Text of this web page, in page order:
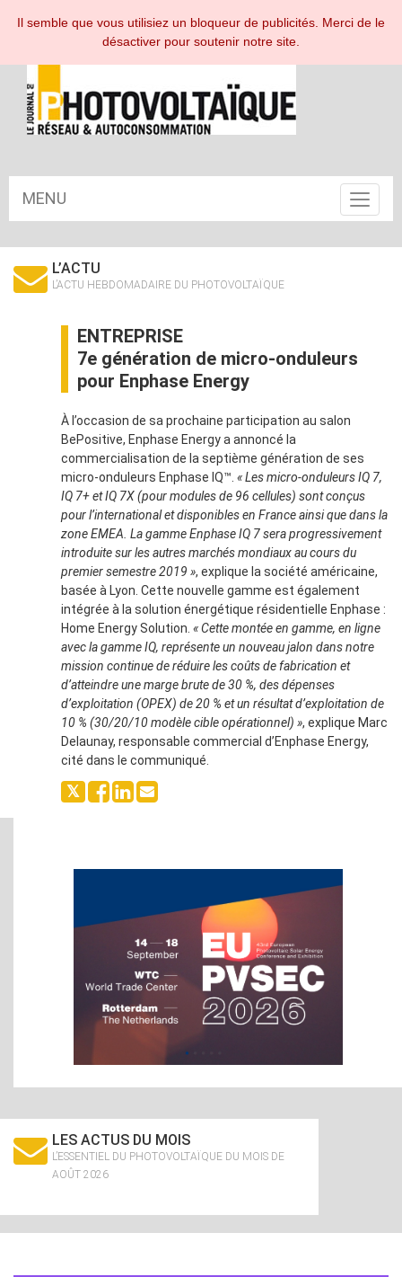
ESPACE ABONNÉ
MENU
Toggle
L’ACTU
L’ACTU HEBDOMADAIRE DU PHOTOVOLTAÏQUE
ENTREPRISE
7e génération de micro-onduleurs
pour Enphase Energy
À l’occasion de sa prochaine participation au salon
BePositive, Enphase Energy a annoncé la
commercialisation de la septième génération de ses
micro-onduleurs Enphase IQ™. «Les micro-onduleurs IQ 7,
IQ 7+ et IQ 7X (pour modules de 96 cellules) sont conçus
pour l’international et disponibles en France ainsi que dans la
zone EMEA. La gamme Enphase IQ 7 sera progressivement
introduite sur les autres marchés mondiaux au cours du
premier semestre 2019 », explique la société américaine,
basée à Lyon. Cette nouvelle gamme est également
intégrée à la solution énergétique résidentielle Enphase :
Home Energy Solution. «Cette montée en gamme, en ligne
avec la gamme IQ, représente un nouveau jalon dans notre
mission continue de réduire les coûts de fabrication et
d’atteindre une marge brute de 30 %, des dépenses
d’exploitation (OPEX) de 20 % et un résultat d’exploitation de
10 % (30/20/10 modèle cible opérationnel) », explique Marc
Delaunay, responsable commercial d’Enphase Energy,
cité dans le communiqué.
LES ACTUS DU MOIS
L’ESSENTIEL DU PHOTOVOLTAÏQUE DU MOIS DE
AOÛT 2026
Il semble que vous utilisiez un bloqueur de publicités. Merci de le
désactiver pour soutenir notre site.